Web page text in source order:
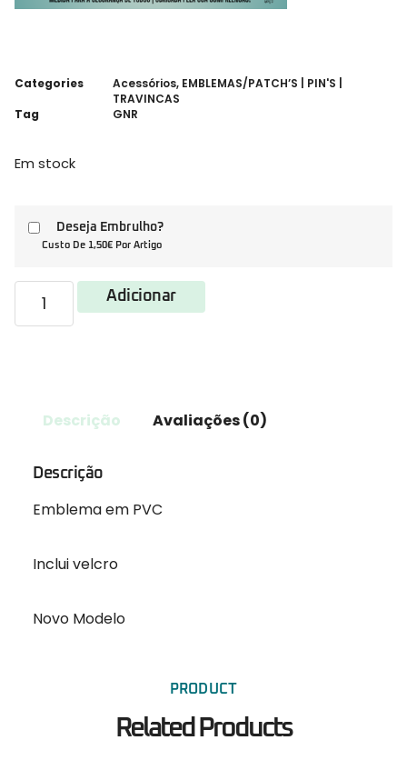
Categories Acessórios, EMBLEMAS/PATCH’S | PIN'S |
TRAVINCAS
Tag
GNR
Em stock
Deseja Embrulho?
Custo De 1,50€ Por Artigo
Adicionar
Descrição Avaliações (0)
Descrição
Emblema em PVC
Inclui velcro
Novo Modelo
PRODUCT
Related Products